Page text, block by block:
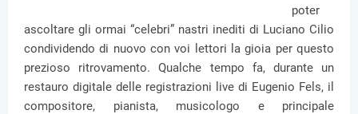
poter
ascoltare gli ormai “celebri” nastri inediti di Luciano Cilio
condividendo di nuovo con voi lettori la gioia per questo
prezioso ritrovamento. Qualche tempo fa, durante un
restauro digitale delle registrazioni live di Eugenio Fels, il
compositore, pianista, musicologo e principale